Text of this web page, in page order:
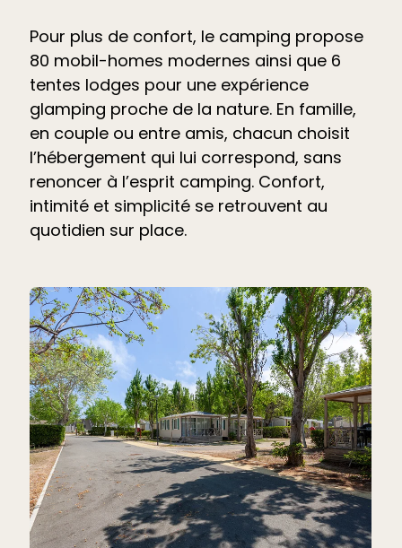
Pour plus de confort, le camping propose
80 mobil-homes modernes ainsi que 6
tentes lodges pour une expérience
glamping proche de la nature. En famille,
en couple ou entre amis, chacun choisit
l’hébergement qui lui correspond, sans
renoncer à l’esprit camping. Confort,
intimité et simplicité se retrouvent au
quotidien sur place.